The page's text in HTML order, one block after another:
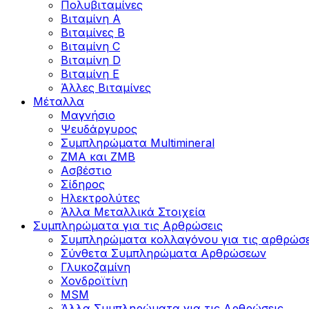
Πολυβιταμίνες
Βιταμίνη Α
Βιταμίνες Β
Βιταμίνη C
Βιταμίνη D
Βιταμίνη Ε
Άλλες Βιταμίνες
Μέταλλα
Μαγνήσιο
Ψευδάργυρος
Συμπληρώματα Multimineral
ZMA και ZMB
Ασβέστιο
Σίδηρος
Ηλεκτρολύτες
Άλλα Mεταλλικά Στοιχεία
Συμπληρώματα για τις Αρθρώσεις
Συμπληρώματα κολλαγόνου για τις
Σύνθετα Συμπληρώματα Αρθρώσεων
Γλυκοζαμίνη
Χονδροϊτίνη
MSM